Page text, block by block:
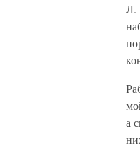
Л.
а